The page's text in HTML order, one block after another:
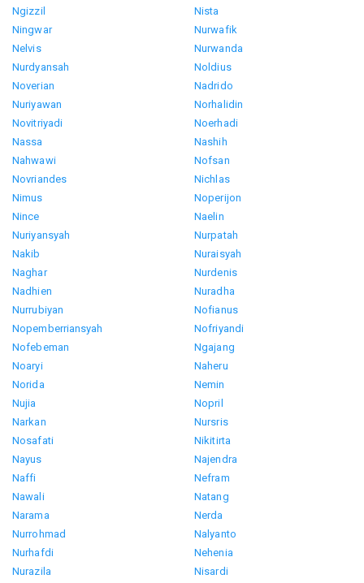
Ngizzil
Ningwar
Nelvis
Nurdyansah
Noverian
Nuriyawan
Novitriyadi
Nassa
Nahwawi
Novriandes
Nimus
Nince
Nuriyansyah
Nakib
Naghar
Nadhien
Nurrubiyan
Nopemberriansyah
Nofebeman
Noaryi
Norida
Nujia
Narkan
Nosafati
Nayus
Naffi
Nawali
Narama
Nurrohmad
Nurhafdi
Nurazila
Nista
Nurwafik
Nurwanda
Noldius
Nadrido
Norhalidin
Noerhadi
Nashih
Nofsan
Nichlas
Noperijon
Naelin
Nurpatah
Nuraisyah
Nurdenis
Nuradha
Nofianus
Nofriyandi
Ngajang
Naheru
Nemin
Nopril
Nursris
Nikitirta
Najendra
Nefram
Natang
Nerda
Nalyanto
Nehenia
Nisardi